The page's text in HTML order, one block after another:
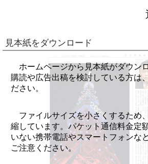
見本紙をダウンロード
ホームページから見本紙がダウン
購読や広告出稿を検討している方は
ださい。
ファイルサイズを小さくするため
縮しています。パケット通信料金定
いない携帯電話やスマートフォンな
ご注意ください。